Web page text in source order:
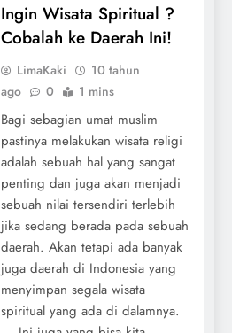
Ingin Wisata Spiritual ?
Cobalah ke Daerah Ini!
LimaKaki
10 tahun
ago
0 1 mins
Bagi sebagian umat muslim
pastinya melakukan wisata religi
adalah sebuah hal yang sangat
penting dan juga akan menjadi
sebuah nilai tersendiri terlebih
jika sedang berada pada sebuah
daerah. Akan tetapi ada banyak
juga daerah di Indonesia yang
menyimpan segala wisata
spiritual yang ada di dalamnya.